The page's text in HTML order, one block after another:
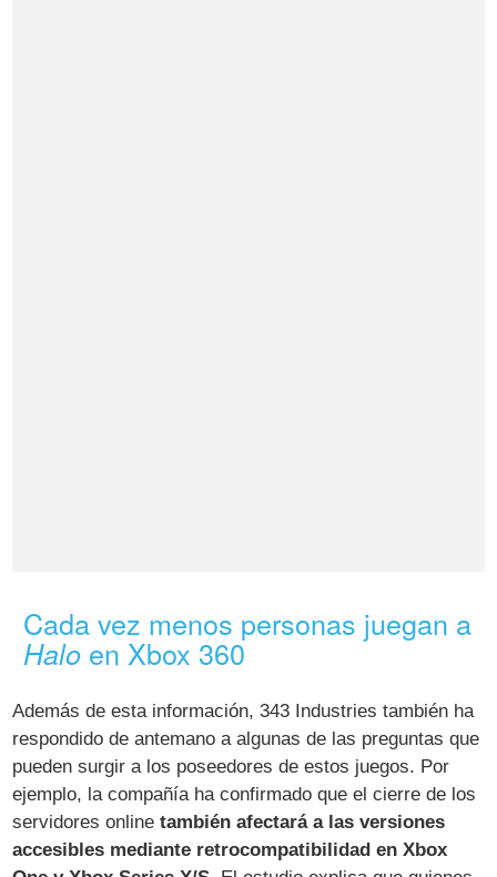
Cada vez menos personas juegan a
Halo en Xbox 360
Además de esta información, 343 Industries también ha
respondido de antemano a algunas de las preguntas que
pueden surgir a los poseedores de estos juegos. Por
ejemplo, la compañía ha confirmado que el cierre de los
servidores onlinetambién afectará a las versiones
accesibles mediante retrocompatibilidad en Xbox